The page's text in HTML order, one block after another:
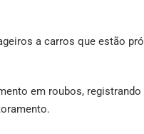
a carros que estão
em roubos, registrando